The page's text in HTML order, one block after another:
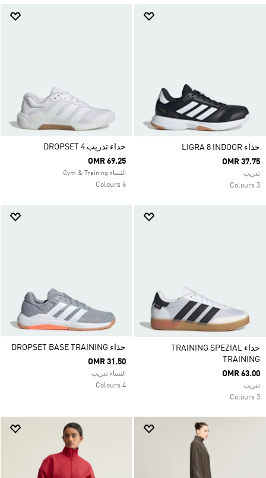
حذاء LIGRA 8 INDOOR
OMR 37.75
تدريب
3 Colours
حذاء تدريب DROPSET 4
OMR 69.25
النساء Gym & Training
6 Colours
حذاء TRAINING SPEZIAL
TRAINING
OMR 63.00
تدريب
3 Colours
حذاء DROPSET BASE TRAINING
OMR 31.50
النساء تدريب
4 Colours